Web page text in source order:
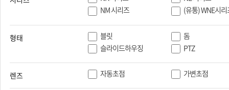
특화제품
불꽃감지 카메라
발열/열감지 카메라
외장 스토리지
NM 시리즈
(유통) WNE시리
형태 블릿
돔
슬라이드하우징
PTZ
렌즈 자동초점 가변초점